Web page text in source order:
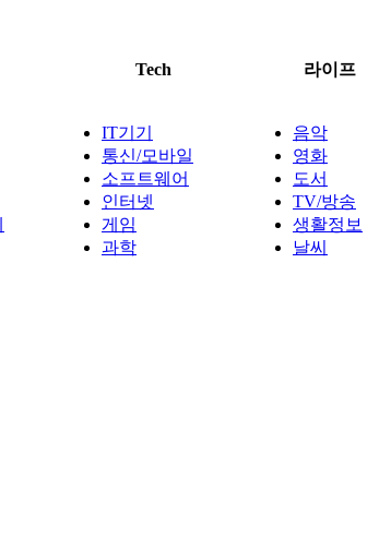
Tech 라이프
IT기기
통신/모바일
소프트웨어
인터넷
게임
과학
음악
영화
도서
TV/방송
생활정보
날씨